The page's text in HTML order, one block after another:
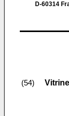
D-60314
(54)